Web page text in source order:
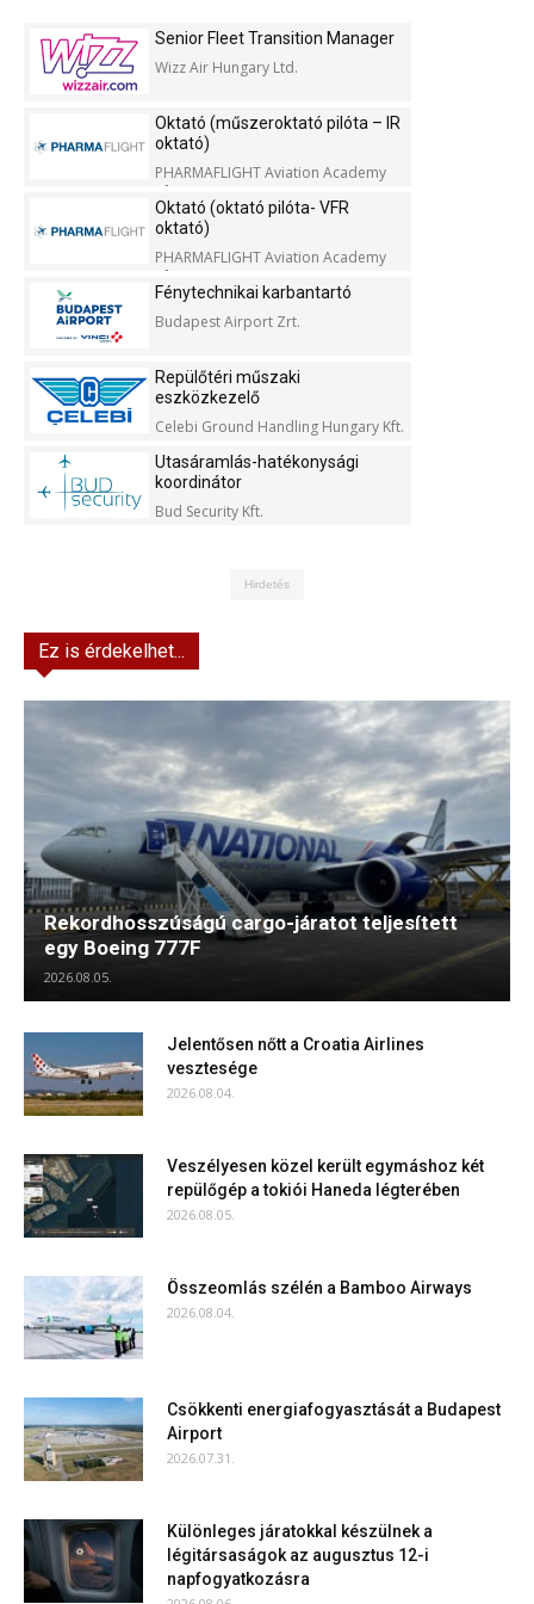
Senior Fleet Transition Manager
Wizz Air Hungary Ltd.
Oktató (műszeroktató pilóta – IR
oktató)
PHARMAFLIGHT Aviation Academy
Kft.
Oktató (oktató pilóta- VFR
oktató)
PHARMAFLIGHT Aviation Academy
Kft.
Fénytechnikai karbantartó
Budapest Airport Zrt.
Repülőtéri műszaki
eszközkezelő
Celebi Ground Handling Hungary Kft.
Utasáramlás-hatékonysági
koordinátor
Bud Security Kft.
Hirdetés
Ez is érdekelhet...
Rekordhosszúságú cargo-járatot teljesített
egy Boeing 777F
2026.08.05.
Jelentősen nőtt a Croatia Airlines
vesztesége
2026.08.04.
Veszélyesen közel került egymáshoz két
repülőgép a tokiói Haneda légterében
2026.08.05.
Összeomlás szélén a Bamboo Airways
2026.08.04.
Csökkenti energiafogyasztását a Budapest
Airport
2026.07.31.
Különleges járatokkal készülnek a
légitársaságok az augusztus 12-i
napfogyatkozásra